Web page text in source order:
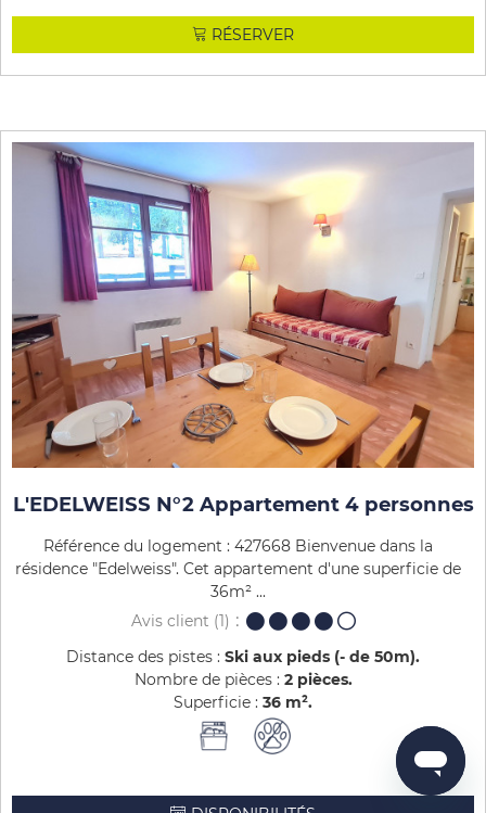
RÉSERVER
L'EDELWEISS N°2 Appartement 4 personnes
Référence du logement : 427668 Bienvenue dans la
résidence "Edelweiss". Cet appartement d'une superficie de
36m² ...
Avis client (1)
Distance des pistes : Ski aux pieds (- de 50m)
Nombre de pièces : 2 pièces
Superficie : 36 m²